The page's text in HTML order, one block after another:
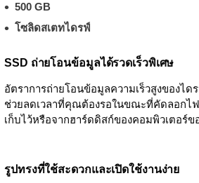
500 GB
โซลิดสเตทไดรฟ์
SSD ถ่ายโอนข้อมูลได้รวดเร็วพิเศษ
อัตราการถ่ายโอนข้อมูลความเร็วสูงของได
ช่วยลดเวลาที่คุณต้องรอในขณะที่คัดลอกไ
เก็บไว้หรือจากฮาร์ดดิสก์ของคอมพิวเตอร์
รูปทรงที่ใช้สะดวกและเปิดใช้งานง่าย